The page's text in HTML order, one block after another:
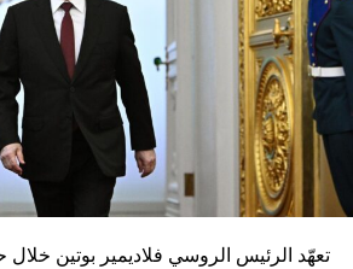
تعهّد الرئيس الروسي فلاديمير بوتين